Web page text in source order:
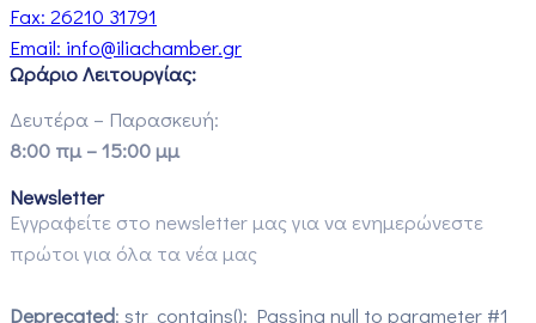
Fax: 26210 31791
Email: info@iliachamber.gr
Ωράριο Λειτουργίας:
Δευτέρα – Παρασκευή:
8:00 πμ – 15:00 μμ
Newsletter
Εγγραφείτε στο newsletter μας για να ενημερώνεστε
πρώτοι για όλα τα νέα μας
Deprecated: str_contains(): Passing null to parameter #1